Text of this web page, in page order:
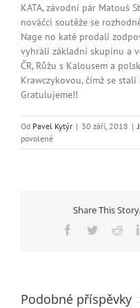
KATA, závodní pár Matouš
nováčci soutěže se
Nage no katě prodali
vyhráli základní skupinu a
ČR, Růžu s Kalousem a
Krawczykovou, čímž se
Gratulujeme!!
Od Pavel Kytýr | 30 září, 2018 |
povolenéu
textu
katě!
Share This
Facebook
Twitter
Podobné příspěvky